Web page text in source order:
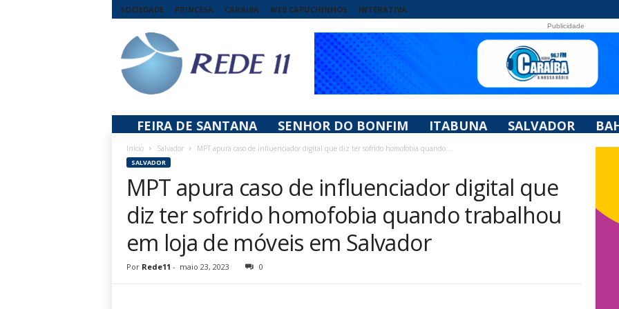
SOCIEDADE PRINCESA CARAIBA WEB CAPUCHINHOS INTERATIVA
Publicidade
FEIRA DE SANTANA SENHOR DO BONFIM ITABUNA SALVADOR
Início Salvador MPT apura caso de influenciador digital que diz ter sofrido homofobia quando...
SALVADOR
MPT apura caso de influenciador digital que
diz ter sofrido homofobia quando trabalhou
em loja de móveis em Salvador
Por Rede11 - maio 23, 2023 0